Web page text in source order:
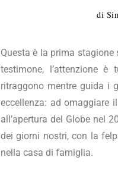
di
Questa è la prima
testimone, l’attenzione
ritraggono mentre guida i
eccellenza: ad omaggiare
all’apertura del Globe nel
dei giorni nostri, con la
nella casa di famiglia.